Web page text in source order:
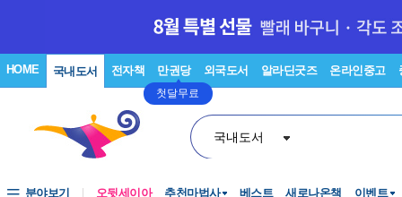
HOME 국내도서 전자책 만권당
첫달무료
외국도서 알라딘굿즈 온라인중고
국내도서
분야보기 오뒷세이아 추천마법사 베스트 새로나온책 이벤트